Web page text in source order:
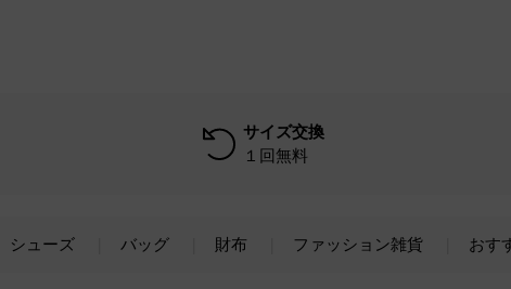
サイズ交換
１回無料
シューズ バッグ 財布 ファッション雑貨 おす